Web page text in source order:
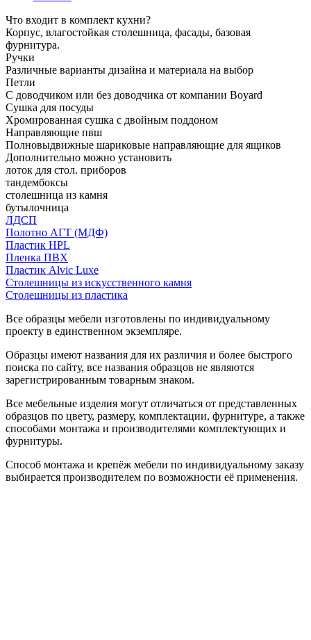
Что входит в комплект кухни?
Корпус, влагостойкая столешница, фасады, базовая
фурнитура.
Ручки
Различные варианты дизайна и материала на выбор
Петли
С доводчиком или без доводчика от компании Boyard
Сушка для посуды
Хромированная сушка с двойным поддоном
Направляющие пвш
Полновыдвижные шариковые направляющие для ящиков
Дополнительно можно установить
лоток для стол. приборов
тандембоксы
столешница из камня
бутылочница
ЛДСП
Полотно АГТ (МДФ)
Пластик HPL
Пленка ПВХ
Пластик Alvic Luxe
Столешницы из искусственного камня
Столешницы из пластика
Все образцы мебели изготовлены по индивидуальному
проекту в единственном экземпляре.
Образцы имеют названия для их различия и более быстрого
поиска по сайту, все названия образцов не являются
зарегистрированным товарным знаком.
Все мебельные изделия могут отличаться от представленных
образцов по цвету, размеру, комплектации, фурнитуре, а также
способами монтажа и производителями комплектующих и
фурнитуры.
Способ монтажа и крепёж мебели по индивидуальному заказу
выбирается производителем по возможности её применения.